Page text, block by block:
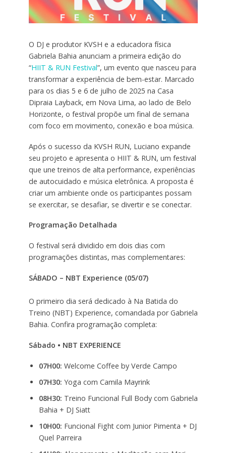
O DJ e produtor KVSH e a educadora física
Gabriela Bahia anunciam a primeira edição do
“HIIT & RUN Festival”, um evento que nasceu para
transformar a experiência de bem-estar. Marcado
para os dias 5 e 6 de julho de 2025 na Casa
Dipraia Layback, em Nova Lima, ao lado de Belo
Horizonte, o festival propõe um final de semana
com foco em movimento, conexão e boa música.
Após o sucesso da KVSH RUN, Luciano expande
seu projeto e apresenta o HIIT & RUN, um festival
que une treinos de alta performance, experiências
de autocuidado e música eletrônica. A proposta é
criar um ambiente onde os participantes possam
se exercitar, se desafiar, se divertir e se conectar.
Programação Detalhada
O festival será dividido em dois dias com
programações distintas, mas complementares:
SÁBADO – NBT Experience (05/07)
O primeiro dia será dedicado à Na Batida do
Treino (NBT) Experience, comandada por Gabriela
Bahia. Confira programação completa:
Sábado • NBT EXPERIENCE
07H00: Welcome Coffee by Verde Campo
07H30: Yoga com Camila Mayrink
08H30: Treino Funcional Full Body com Gabriela
Bahia + DJ Siatt
10H00: Funcional Fight com Junior Pimenta + DJ
Quel Parreira